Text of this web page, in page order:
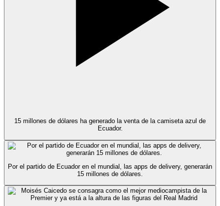
15 millones de dólares ha generado la venta de la camiseta azul de
Ecuador.
Por el partido de Ecuador en el mundial, las apps de delivery, generarán
15 millones de dólares.